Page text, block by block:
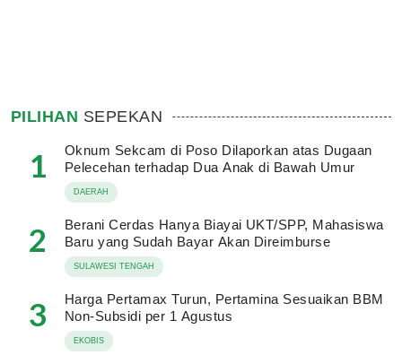
PILIHAN SEPEKAN
1
Oknum Sekcam di Poso Dilaporkan atas Dugaan
Pelecehan terhadap Dua Anak di Bawah Umur
DAERAH
2
Berani Cerdas Hanya Biayai UKT/SPP, Mahasiswa
Baru yang Sudah Bayar Akan Direimburse
SULAWESI TENGAH
3
Harga Pertamax Turun, Pertamina Sesuaikan BBM
Non-Subsidi per 1 Agustus
EKOBIS